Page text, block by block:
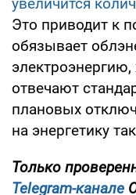
Это приводит к
обязывает
электроэнергию,
отвечают
плановых
на энергетику
Только
Telegram-канале